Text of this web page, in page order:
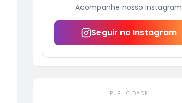
Acompanhe nosso Instagram
Seguir no Instagram
PUBLICIDADE